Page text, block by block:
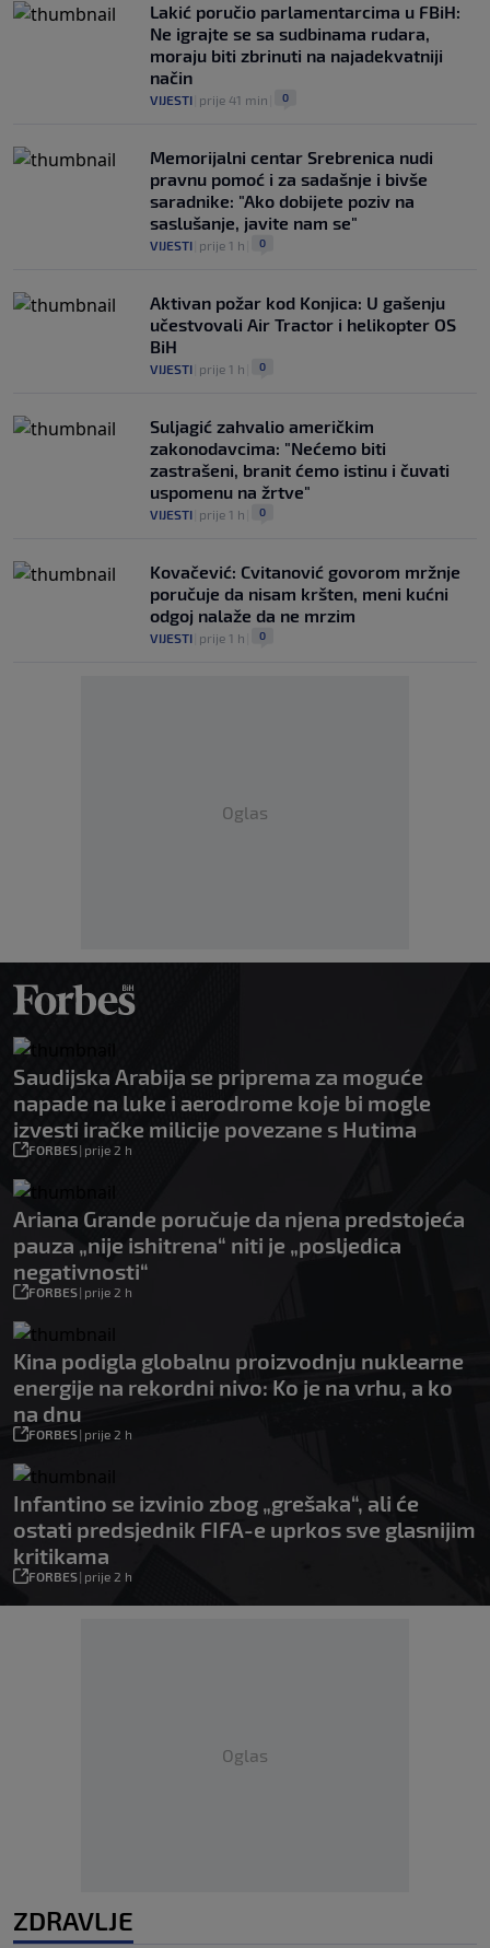
Lakić poručio parlamentarcima u FBiH:
Ne igrajte se sa sudbinama rudara,
moraju biti zbrinuti na najadekvatniji
način
VIJESTI prije 41 min 0
Memorijalni centar Srebrenica nudi
pravnu pomoć i za sadašnje i bivše
saradnike: "Ako dobijete poziv na
saslušanje, javite nam se"
VIJESTI prije 1 h 0
Aktivan požar kod Konjica: U gašenju
učestvovali Air Tractor i helikopter OS
BiH
VIJESTI prije 1 h 0
Suljagić zahvalio američkim
zakonodavcima: "Nećemo biti
zastrašeni, branit ćemo istinu i čuvati
uspomenu na žrtve"
VIJESTI prije 1 h 0
Kovačević: Cvitanović govorom mržnje
poručuje da nisam kršten, meni kućni
odgoj nalaže da ne mrzim
VIJESTI prije 1 h 0
Oglas
Saudijska Arabija se priprema za moguće
napade na luke i aerodrome koje bi mogle
izvesti iračke milicije povezane s Hutima
FORBES| prije 2 h
Ariana Grande poručuje da njena predstojeća
pauza „nije ishitrena“ niti je „posljedica
negativnosti“
FORBES| prije 2 h
Kina podigla globalnu proizvodnju nuklearne
energije na rekordni nivo: Ko je na vrhu, a ko
na dnu
FORBES| prije 2 h
Infantino se izvinio zbog „grešaka“, ali će
ostati predsjednik FIFA-e uprkos sve glasnijim
kritikama
FORBES| prije 2 h
Oglas
ZDRAVLJE